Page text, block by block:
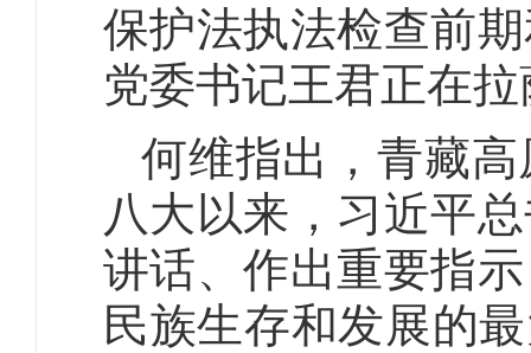
保护法执法检查前
党委书记王君正在
何维指出，青藏
八大以来，习近平
讲话、作出重要指
民族生存和发展的